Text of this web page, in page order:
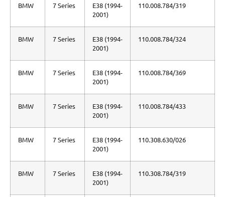
BMW 7 Series
E38 (1994-
2001)
110.008.784/319
BMW 7 Series
E38 (1994-
2001)
110.008.784/324
BMW 7 Series
E38 (1994-
2001)
110.008.784/369
BMW 7 Series
E38 (1994-
2001)
110.008.784/433
BMW 7 Series
E38 (1994-
2001)
110.308.630/026
BMW 7 Series
E38 (1994-
2001)
110.308.784/319